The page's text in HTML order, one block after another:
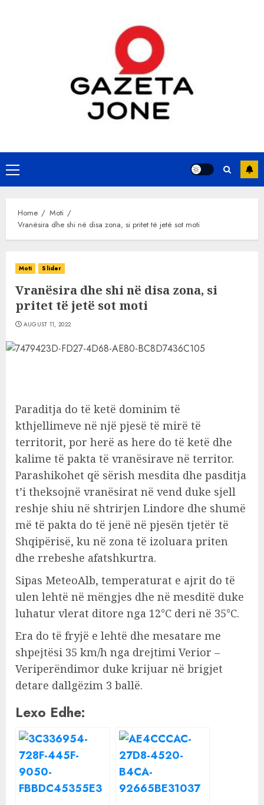
Primary
Menu
Home
Moti
Vranësira dhe shi në disa zona, si pritet të jetë sot moti
Moti Slider
Vranësira dhe shi në disa zona, si
pritet të jetë sot moti
AUGUST 11, 2022
Paraditja do të ketë dominim të
kthjellimeve në një pjesë të mirë të
territorit, por herë as here do të ketë dhe
kalime të pakta të vranësirave në territor.
Parashikohet që sërish mesdita dhe pasditja
t’i theksojnë vranësirat në vend duke sjell
reshje shiu në shtrirjen Lindore dhe shumë
më të pakta do të jenë në pjesën tjetër të
Shqipërisë, ku në zona të izoluara priten
dhe rrebeshe afatshkurtra.
Sipas MeteoAlb, temperaturat e ajrit do të
ulen lehtë në mëngjes dhe në mesditë duke
luhatur vlerat ditore nga 12°C deri në 35°C.
Era do të fryjë e lehtë dhe mesatare me
shpejtësi 35 km/h nga drejtimi Verior –
Veriperëndimor duke krijuar në brigjet
detare dallgëzim 3 ballë.
Lexo Edhe: